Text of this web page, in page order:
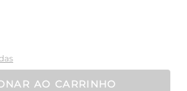
AO CARRINHO